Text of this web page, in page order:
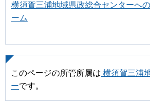
横須賀三浦地域県政総合センターへ
ーム
このページの所管所属は 横須賀三浦
ーです。